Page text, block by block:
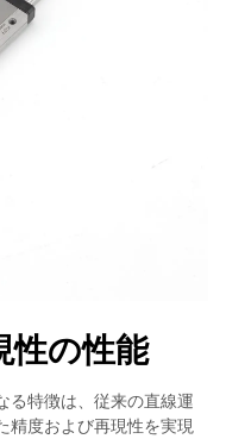
性の性能
る特徴は、従来の直線運
精度および再現性を実現